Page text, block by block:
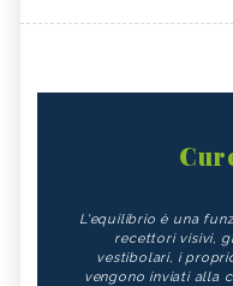
L'equilibrio è una
recettori visivi,
vestibolari, i
vengono inviati alla